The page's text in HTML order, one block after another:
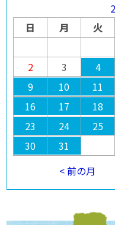
日
月 火
2
3 4
9
10 11
16
17 18
23
24 25
30
31
< 前の月